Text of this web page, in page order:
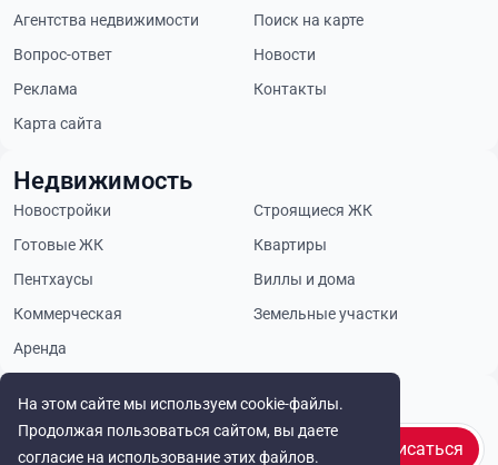
На этом сайте мы используем cookie-файлы.
Продолжая пользоваться сайтом, вы даете
согласие на использование этих файлов.
Будьте в курсе
Подписаться
Агентства недвижимости
Поиск на карте
Вопрос-ответ
Новости
Реклама
Контакты
Карта сайта
Недвижимость
Новостройки
Строящиеся ЖК
Готовые ЖК
Квартиры
Пентхаусы
Виллы и дома
Коммерческая
Земельные участки
Аренда